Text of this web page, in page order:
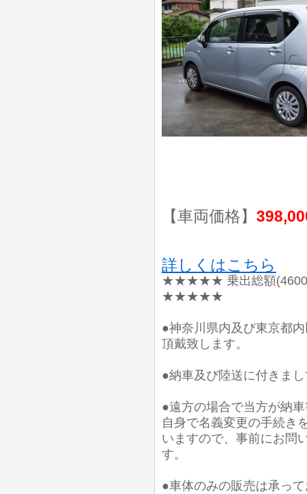
【車両価格】
詳しくはこちら
★★★★★ 乗出総額
★★★★★
●神奈川県内及び東京都
頂戴致します。
●納車及び陸送に付きま
●遠方の場合で当方が納
自身で名義変更の手続き
いますので、事前にお問
す。
●車体のみの販売は承っ